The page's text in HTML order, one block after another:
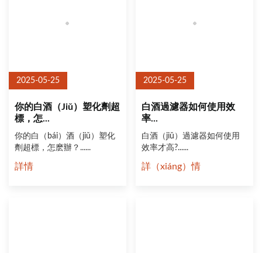
2025-05-25
你的白酒（jiǔ）塑化劑超
標，怎...
你的白（bái）酒（jiǔ）塑化
劑超標，怎麽辦？......
詳情
2025-05-25
白酒過濾器如何使用效
率...
白酒（jiǔ）過濾器如何使用
效率才高?......
詳（xiáng）情